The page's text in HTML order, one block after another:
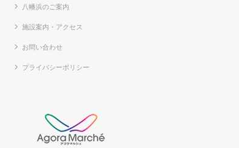
八幡浜のご案内
施設案内・アクセス
お問い合わせ
プライバシーポリシー